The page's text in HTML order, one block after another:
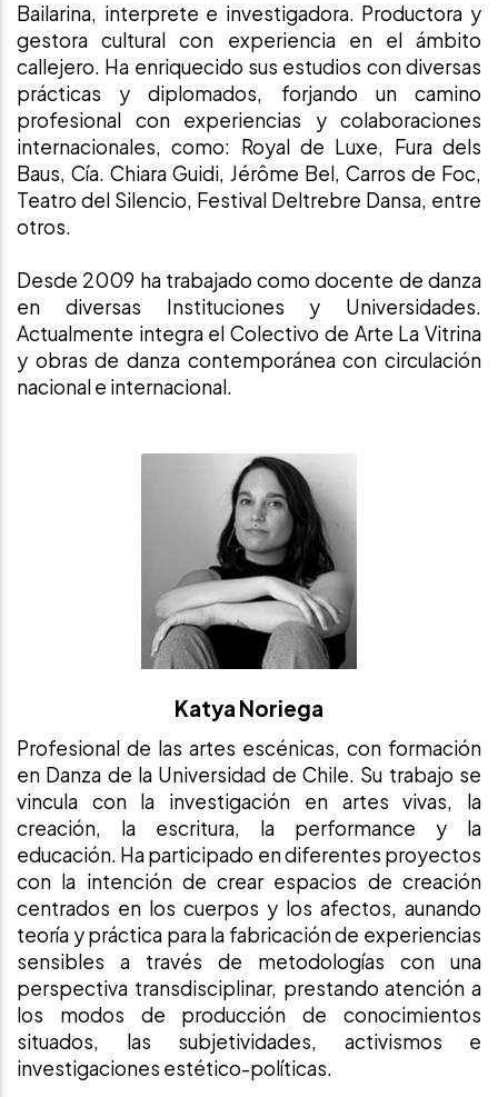
Bailarina, interprete e investigadora. Productora y
gestora cultural con experiencia en el ámbito
callejero. Ha enriquecido sus estudios con diversas
prácticas y diplomados, forjando un camino
profesional con experiencias y colaboraciones
internacionales, como: Royal de Luxe, Fura dels
Baus, Cía. Chiara Guidi, Jérôme Bel, Carros de Foc,
Teatro del Silencio, Festival Deltrebre Dansa, entre
otros.
Desde 2009 ha trabajado como docente de danza
en diversas Instituciones y Universidades.
Actualmente integra el Colectivo de Arte La Vitrina
y obras de danza contemporánea con circulación
nacional e internacional.
Katya Noriega
Profesional de las artes escénicas, con formación
en Danza de la Universidad de Chile. Su trabajo se
vincula con la investigación en artes vivas, la
creación, la escritura, la performance y la
educación. Ha participado en diferentes proyectos
con la intención de crear espacios de creación
centrados en los cuerpos y los afectos, aunando
teoría y práctica para la fabricación de experiencias
sensibles a través de metodologías con una
perspectiva transdisciplinar, prestando atención a
los modos de producción de conocimientos
situados, las subjetividades, activismos e
investigaciones estético-políticas.